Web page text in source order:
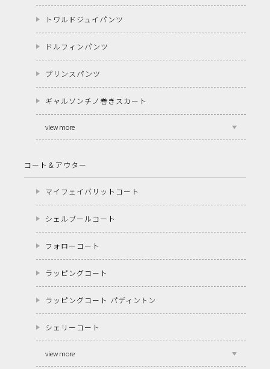
トワルドジュイパンツ
ドルフィンパンツ
プリンスパンツ
ギャルソンチノ巻きスカート
view more
コート＆アウター
マイフェイバリットコート
シェルブールコート
フォローコート
ラッピングコート
ラッピングコート パディントン
シェリーコート
view more